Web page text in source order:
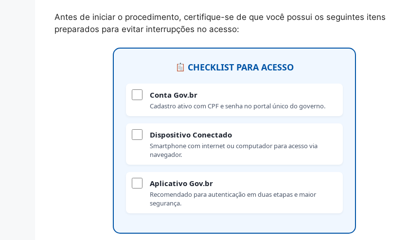
Antes de iniciar o procedimento, certifique-se de que você possui os seguintes itens
preparados para evitar interrupções no acesso:
CHECKLIST PARA ACESSO
Conta Gov.br
Cadastro ativo com CPF e senha no portal único do governo.
Dispositivo Conectado
Smartphone com internet ou computador para acesso via
navegador.
Aplicativo Gov.br
Recomendado para autenticação em duas etapas e maior
segurança.